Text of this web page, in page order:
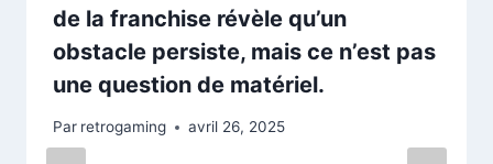
de la franchise révèle qu’un
obstacle persiste, mais ce n’est pas
une question de matériel.
Par retrogaming avril 26, 2025